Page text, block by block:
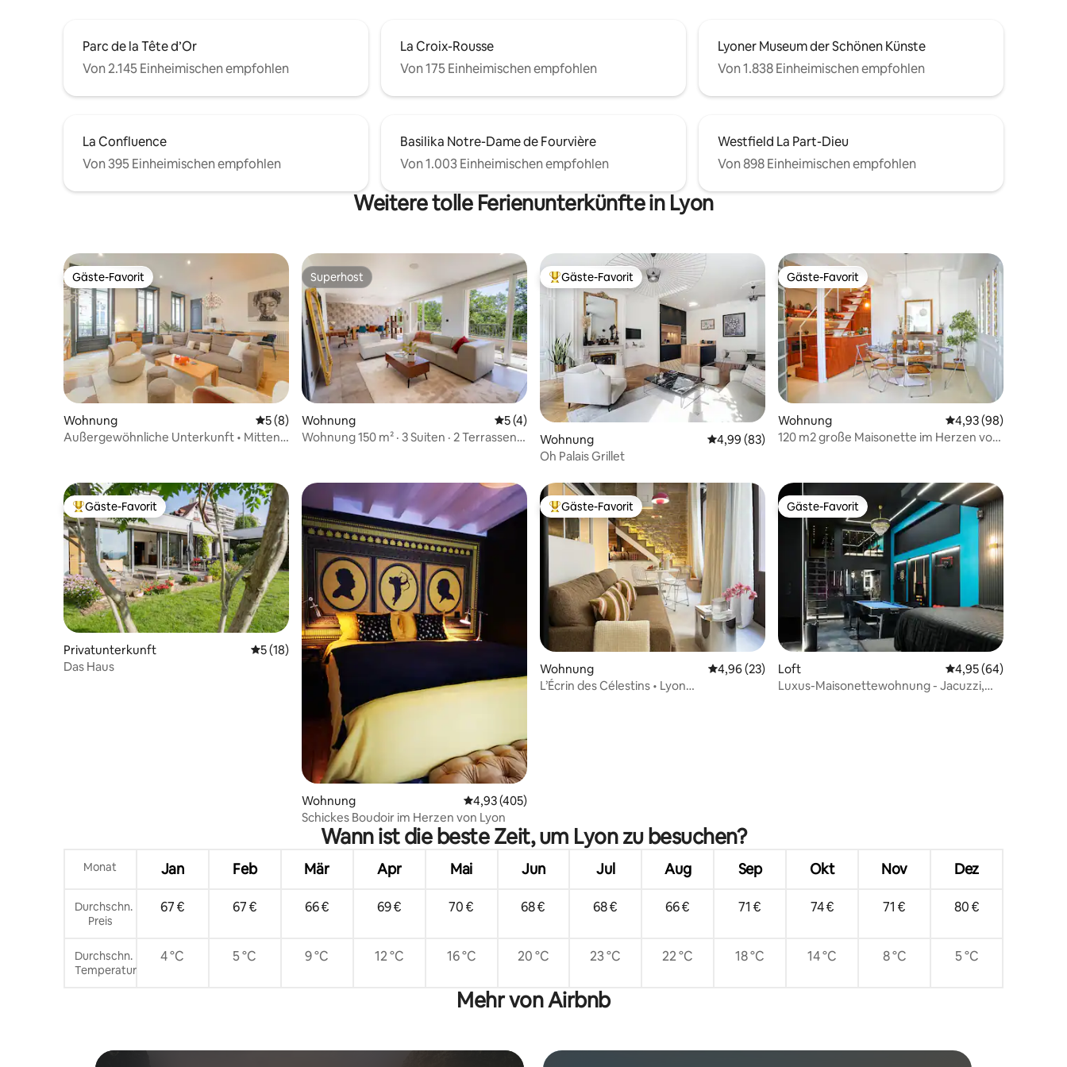
Parc de la Tête d’Or
Von 2.145 Einheimischen empfohlen
La Croix-Rousse
Von 175 Einheimischen empfohlen
Lyoner Museum der Schönen Künste
Von 1.838 Einheimischen empfohlen
La Confluence
Von 395 Einheimischen empfohlen
Basilika Notre-Dame de Fourvière
Von 1.003 Einheimischen empfohlen
Westfield La Part-Dieu
Von 898 Einheimischen empfohlen
Weitere tolle Ferienunterkünfte in Lyon
Gäste-Favorit
Gäste-Favorit
Wohnung Durchschnittliche Bewertung: 5 von 5, 8 Bewertungen
5 (8)
Außergewöhnliche Unterkunft • Mitten
Superhost
Superhost
Wohnung Durchschnittliche Bewertung: 5 von 5, 4 Bewertungen
5 (4)
Wohnung 150 m² · 3 Suiten · 2 Terrassen ·
Beliebter Gäste-Favorit.
Gäste-Favorit
Wohnung Durchschnittliche Bewertung: 4,99 von 5, 83 Bewertungen
4,99 (83)
Oh Palais Grillet
Gäste-Favorit
Gäste-Favorit
Wohnung Durchschnittliche
4,93 (98)
120 m2 große Maisonette im Herzen von
Beliebter Gäste-Favorit.
Gäste-Favorit
Privatunterkunft Durchschnittliche Bewertung: 5 von 5, 18 Bewertungen
5 (18)
Das Haus
Wohnung Durchschnittliche Bewertung: 4,93 von 5, 405 Bewertungen
4,93 (405)
Schickes Boudoir im Herzen von Lyon
Beliebter Gäste-Favorit.
Gäste-Favorit
Wohnung Durchschnittliche Bewertung: 4,96 von 5, 23 Bewertungen
4,96 (23)
L’Écrin des Célestins • Lyon
Gäste-Favorit
Gäste-Favorit
Loft Durchschnittliche
4,95 (64)
Luxus-Maisonettewohnung - Jacuzzi,
Wann ist die beste Zeit, um Lyon zu besuchen?
Monat Jan Feb Mär Apr Mai Jun Jul Aug Sep Okt Nov Dez
Durchschn.
Preis
67 € 67 € 66 € 69 € 70 € 68 € 68 € 66 € 71 € 74 € 71 € 80 €
Durchschn.
Temperatur
4 °C 5 °C 9 °C 12 °C 16 °C 20 °C 23 °C 22 °C 18 °C 14 °C 8 °C 5 °C
Mehr von Airbnb